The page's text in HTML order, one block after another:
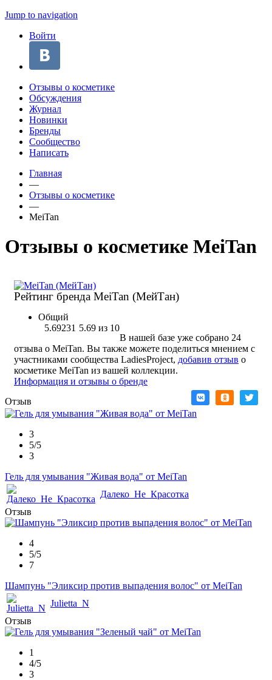
Jump to navigation
Войти
Отзывы о косметике
Обсуждения
Журнал
Новинки
Бренды
Сообщество
Написать
Главная
—
Отзывы о косметике
—
MeiTan
Отзывы о косметике MeiTan
Рейтинг бренда MeiTan (МейТан)
Общий
5.69231 5.69 из 10
В нашей базе уже собрано 24
отзыва о MeiTan. Вы также можете поделиться мнением с
участниками сообщества LadiesProject, добавив отзыв о
косметике MeiTan из вашей коллекции.
Информация и отзывы о бренде
Отзыв
3
5/5
3
Гель для умывания "Живая вода" от MeiTan
Далеко_Не_Красотка
Отзыв
4
5/5
7
Шампунь "Эликсир против выпадения волос" от MeiTan
Julietta_N
Отзыв
1
4/5
3